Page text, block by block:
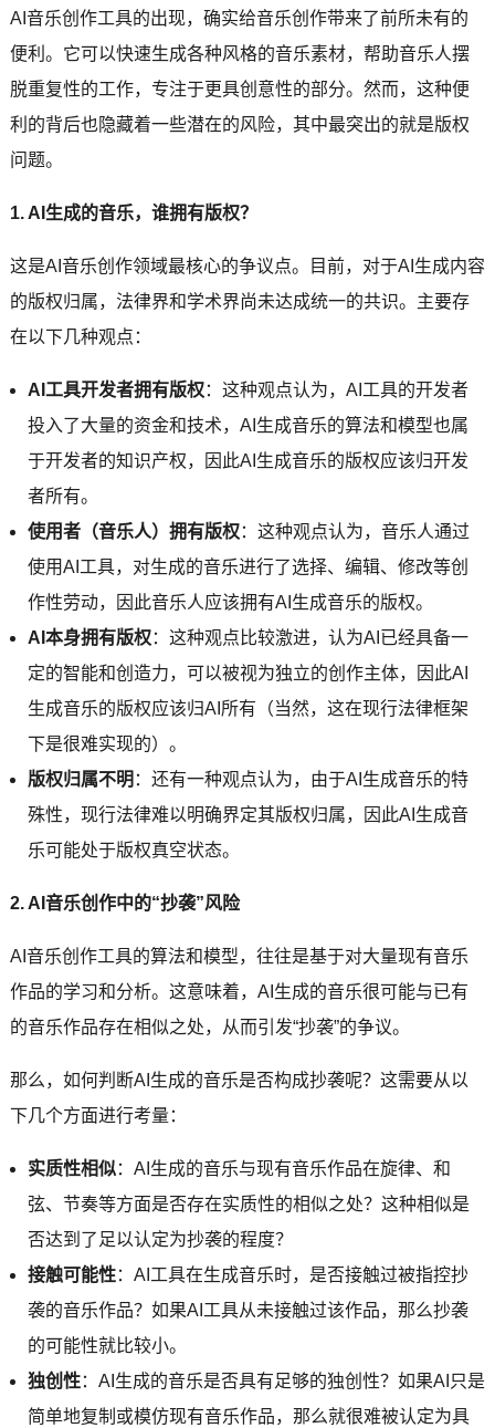
AI音乐创作工具的出现，确实给音乐创作带来了前所未有的
便利。它可以快速生成各种风格的音乐素材，帮助音乐人摆
脱重复性的工作，专注于更具创意性的部分。然而，这种便
利的背后也隐藏着一些潜在的风险，其中最突出的就是版权
问题。
1. AI生成的音乐，谁拥有版权？
这是AI音乐创作领域最核心的争议点。目前，对于AI生成内容
的版权归属，法律界和学术界尚未达成统一的共识。主要存
在以下几种观点：
AI工具开发者拥有版权：这种观点认为，AI工具的开发者
投入了大量的资金和技术，AI生成音乐的算法和模型也属
于开发者的知识产权，因此AI生成音乐的版权应该归开发
者所有。
使用者（音乐人）拥有版权：这种观点认为，音乐人通过
使用AI工具，对生成的音乐进行了选择、编辑、修改等创
作性劳动，因此音乐人应该拥有AI生成音乐的版权。
AI本身拥有版权：这种观点比较激进，认为AI已经具备一
定的智能和创造力，可以被视为独立的创作主体，因此AI
生成音乐的版权应该归AI所有（当然，这在现行法律框架
下是很难实现的）。
版权归属不明 ：还有一种观点认为，由于AI生成音乐的特
殊性，现行法律难以明确界定其版权归属，因此AI生成音
乐可能处于版权真空状态。
2. AI音乐创作中的“抄袭”风险
AI音乐创作工具的算法和模型，往往是基于对大量现有音乐
作品的学习和分析。这意味着，AI生成的音乐很可能与已有
的音乐作品存在相似之处，从而引发“抄袭”的争议。
那么，如何判断AI生成的音乐是否构成抄袭呢？这需要从以
下几个方面进行考量：
实质性相似：AI生成的音乐与现有音乐作品在旋律、和
弦、节奏等方面是否存在实质性的相似之处？这种相似是
否达到了足以认定为抄袭的程度？
接触可能性：AI工具在生成音乐时，是否接触过被指控抄
袭的音乐作品？如果AI工具从未接触过该作品，那么抄袭
的可能性就比较小。
独创性：AI生成的音乐是否具有足够的独创性？如果AI只是
简单地复制或模仿现有音乐作品，那么就很难被认定为具